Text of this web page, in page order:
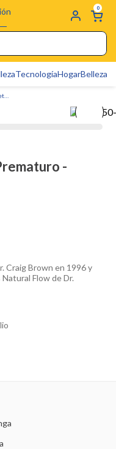
0
TecnologíaHogarBelleza
-
Craig Brown en 1996 y
Flow de Dr.